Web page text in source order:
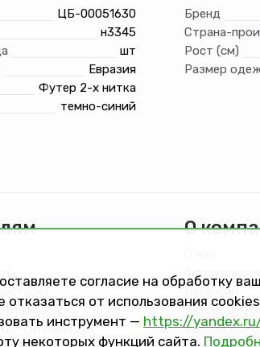
ЦБ-00051630
н3345
шт
Евразия
Футер 2-х нитка
темно-синий
Бренд
Страна-
Рост (см)
Размер
О
Фотогалерея
Вакансии
Договор
Версия
согласие на обработку
от использования
инструмент — https://
некоторых функций сайта.